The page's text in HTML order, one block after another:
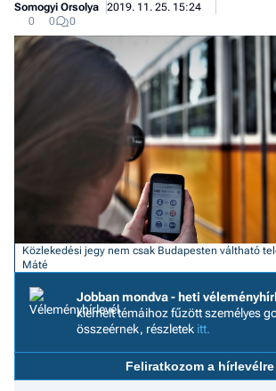
Somogyi Orsolya
2019. 11. 25. 15:24
0
0 0
Közlekedési jegy nem csak Budapesten váltható
Máté
Jobban mondva - heti
kiemelt témáihoz fűzött személyes
összeérnek, részletek itt.
Feliratkozom a hírlevélre